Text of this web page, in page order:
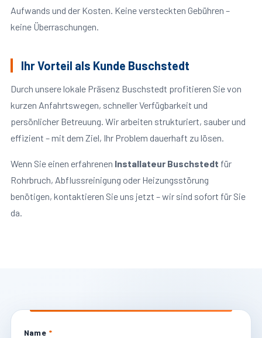
Aufwands und der Kosten. Keine versteckten Gebühren –
keine Überraschungen.
Ihr Vorteil als Kunde Buschstedt
Durch unsere lokale Präsenz Buschstedt profitieren Sie von
kurzen Anfahrtswegen, schneller Verfügbarkeit und
persönlicher Betreuung. Wir arbeiten strukturiert, sauber und
effizient – mit dem Ziel, Ihr Problem dauerhaft zu lösen.
Wenn Sie einen erfahrenen Installateur Buschstedt für
Rohrbruch, Abflussreinigung oder Heizungsstörung
benötigen, kontaktieren Sie uns jetzt – wir sind sofort für Sie
da.
Name *